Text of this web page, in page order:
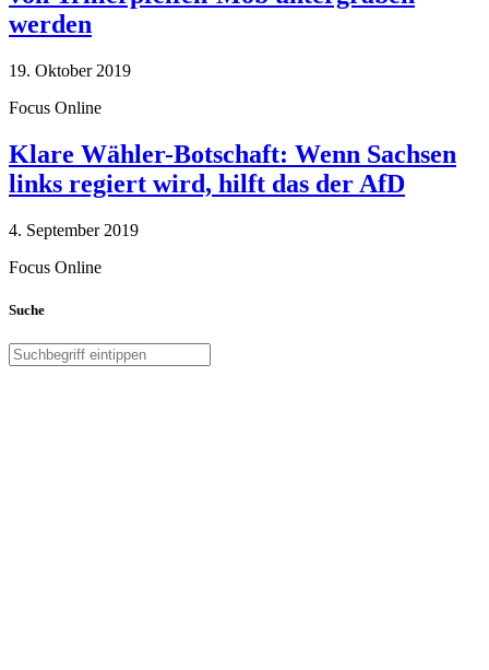
werden
19. Oktober 2019
Focus Online
Klare Wähler-Botschaft: Wenn Sachsen
links regiert wird, hilft das der AfD
4. September 2019
Focus Online
Suche